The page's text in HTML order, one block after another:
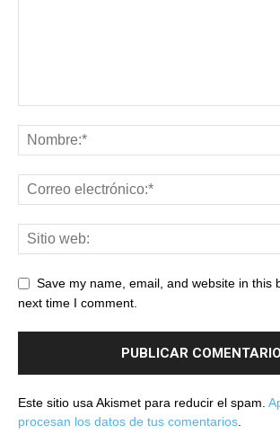
Save my name, email, and website in this
next time I comment.
Este sitio usa Akismet para reducir el spam.
procesan los datos de tus comentarios